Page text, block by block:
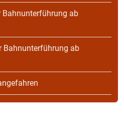
Bahnunterführung ab
Bahnunterführung ab